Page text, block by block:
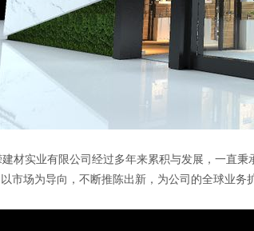
材实业有限公司经过多年来累积与发展，一直秉
市场为导向，不断推陈出新，为公司的全球业务